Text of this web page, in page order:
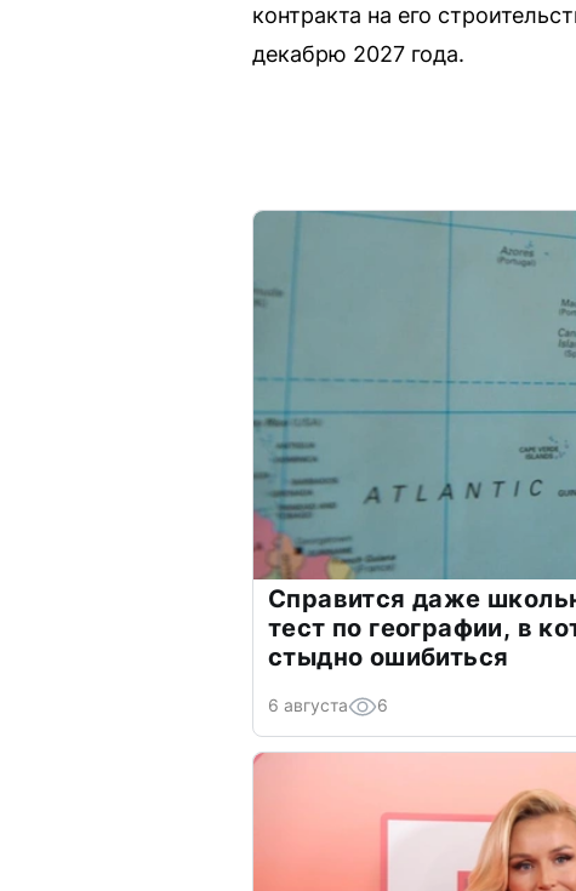
контракта на его
декабрю 2027 года.
Справится даже
тест по географии, в
стыдно ошибиться
6 августа 6